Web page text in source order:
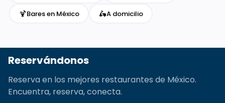
🍹Bares en México 🛵A domicilio
Reservándonos
Reserva en los mejores restaurantes de México.
Encuentra, reserva, conecta.